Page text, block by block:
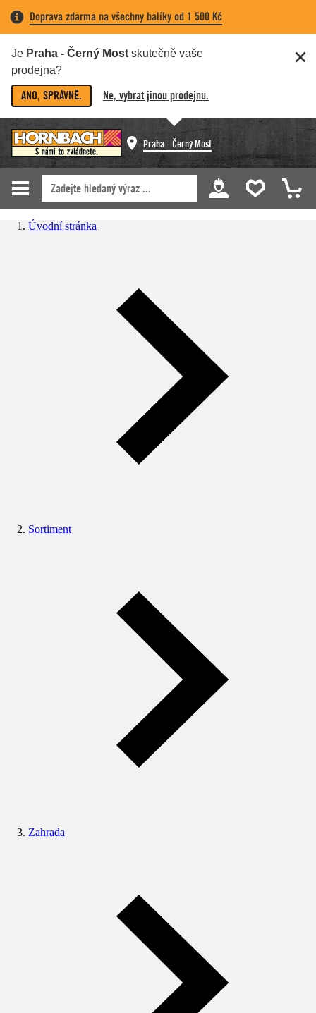
Doprava zdarma na všechny balíky od 1 500 Kč
Je Praha - Černý Most skutečně vaše
prodejna?
ANO, SPRÁVNĚ. Ne, vybrat jinou prodejnu.
Praha - Černý Most
Úvodní stránka
Sortiment
Zahrada